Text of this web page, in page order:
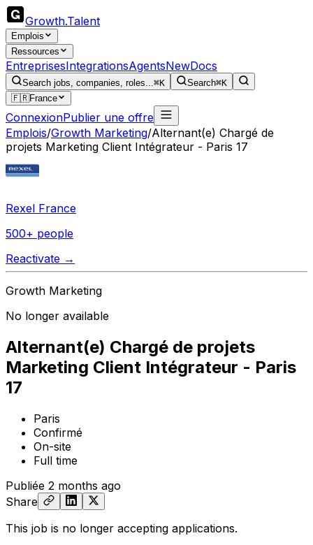
Growth.Talent
Emplois
Ressources
EntreprisesIntegrationsAgentsNewDocs
Search jobs, companies, roles...⌘K Search⌘K
🇫🇷France
ConnexionPublier une offre
Emplois/Growth Marketing/Alternant(e) Chargé de
projets Marketing Client Intégrateur - Paris 17
Rexel France
500+ people
Reactivate →
Growth Marketing
No longer available
Alternant(e) Chargé de projets
Marketing Client Intégrateur - Paris
17
Paris
Confirmé
On-site
Full time
Publiée 2 months ago
Share
This job is no longer accepting applications.